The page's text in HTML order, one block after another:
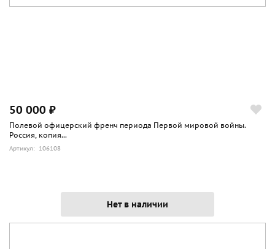
50 000 ₽
Полевой офицерский френч периода Первой мировой войны.
Россия, копия...
Артикул: 106108
Нет в наличии